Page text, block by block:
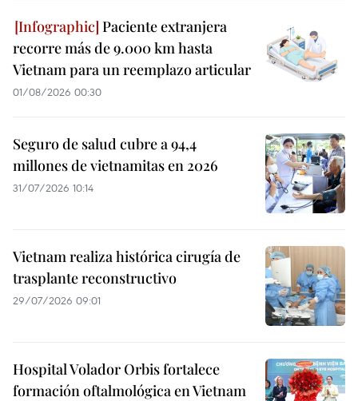
Paciente extranjera
recorre más de 9.000 km hasta
Vietnam para un reemplazo articular
01/08/2026 00:30
Seguro de salud cubre a 94,4
millones de vietnamitas en 2026
31/07/2026 10:14
Vietnam realiza histórica cirugía de
trasplante reconstructivo
29/07/2026 09:01
Hospital Volador Orbis fortalece
formación oftalmológica en Vietnam